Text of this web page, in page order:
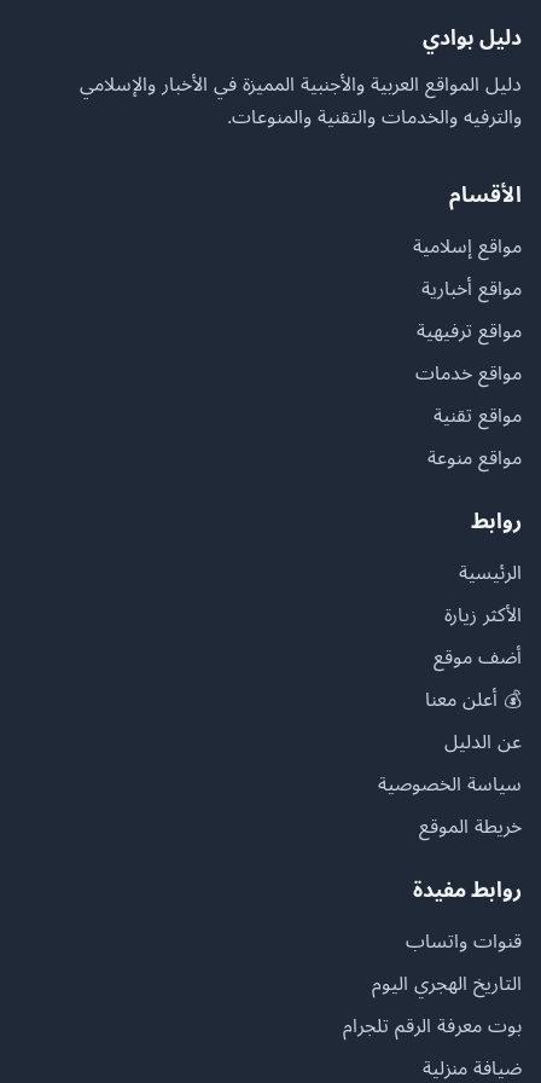
دليل بوادي
دليل المواقع العربية والأجنبية المميزة في الأخبار والإسلامي
والترفيه والخدمات والتقنية والمنوعات.
الأقسام
مواقع إسلامية
مواقع أخبارية
مواقع ترفيهية
مواقع خدمات
مواقع تقنية
مواقع منوعة
روابط
الرئيسية
الأكثر زيارة
أضف موقع
💰 أعلن معنا
عن الدليل
سياسة الخصوصية
خريطة الموقع
روابط مفيدة
قنوات واتساب
التاريخ الهجري اليوم
بوت معرفة الرقم تلجرام
ضيافة منزلية